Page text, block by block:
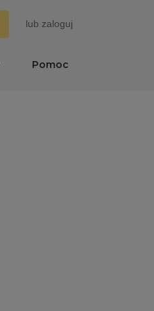
lub zaloguj
Pomoc